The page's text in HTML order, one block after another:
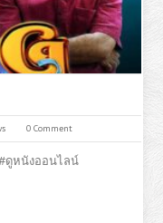
0 Comment
ดูหนังออนไลน์